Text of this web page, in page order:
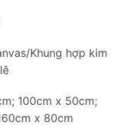
Khung hợp kim
100cm x 50cm;
x 80cm